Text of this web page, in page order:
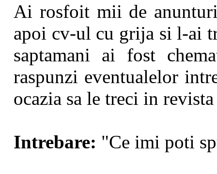
Ai rosfoit mii de
apoi cv-ul cu grija si l-ai
saptamani ai fost
raspunzi eventualelor
ocazia sa le treci in
Intrebare: "Ce imi poti